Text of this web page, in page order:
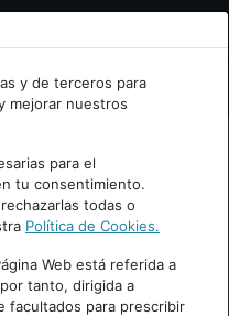
Cancelar
y de terceros para
mejorar nuestros
para el
tu consentimiento.
todas o
Política de Cookies.
Web está referida a
tanto, dirigida a
facultados para prescribir